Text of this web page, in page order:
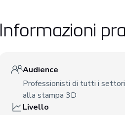
Informazioni
Audience
Professionisti di tutti i
alla stampa 3D
Livello